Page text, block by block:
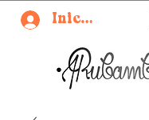
Iniciar sesión